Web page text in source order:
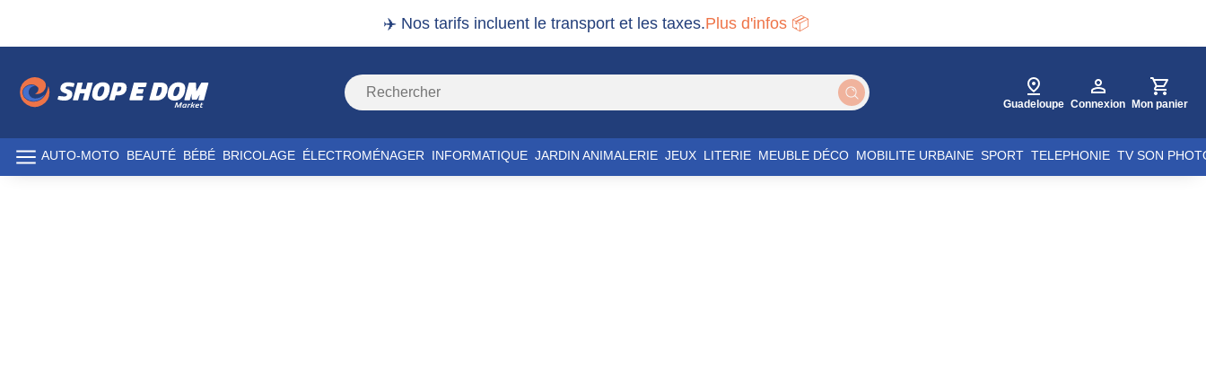
✈️ Nos tarifs incluent le transport et les taxes.Plus d'infos 📦
Guadeloupe Connexion Mon panier
AUTO-MOTO BEAUTÉ BÉBÉ BRICOLAGE ÉLECTROMÉNAGER INFORMATIQUE JARDIN ANIMALERIE JEUX LITERIE MEUBLE DÉCO MOBILITE URBAINE SPORT TELEPHONIE TV SON